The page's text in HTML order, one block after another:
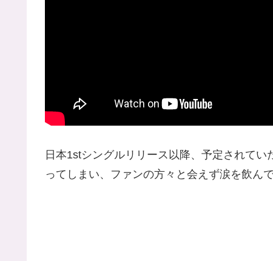
日本1stシングルリリース以降、予定されて
ってしまい、ファンの方々と会えず涙を飲んで